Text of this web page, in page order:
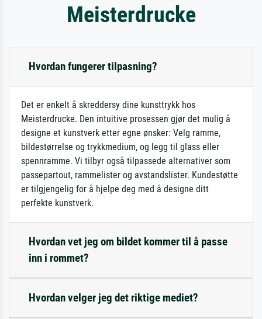
Meisterdrucke
Hvordan fungerer tilpasning?
Det er enkelt å skreddersy dine kunsttrykk hos
Meisterdrucke. Den intuitive prosessen gjør det mulig å
designe et kunstverk etter egne ønsker: Velg ramme,
bildestørrelse og trykkmedium, og legg til glass eller
spennramme. Vi tilbyr også tilpassede alternativer som
passepartout, rammelister og avstandslister. Kundestøtte
er tilgjengelig for å hjelpe deg med å designe ditt
perfekte kunstverk.
Hvordan vet jeg om bildet kommer til å passe
inn i rommet?
Hvordan velger jeg det riktige mediet?